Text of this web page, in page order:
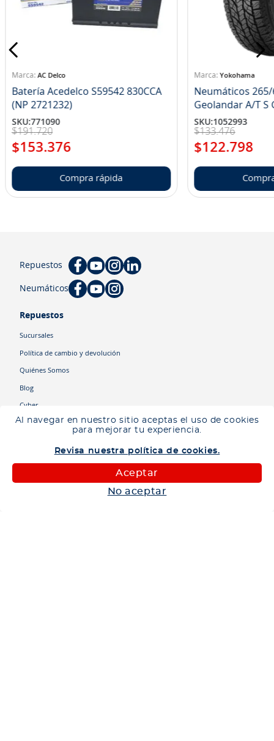
Al navegar en nuestro sitio aceptas el uso de cookies
para mejorar tu experiencia.
Revisa nuestra política de cookies.
Aceptar
No aceptar
AC Delco
Batería Acedelco S59542 830CCA
(NP 2721232)
SKU:771090
$191.720
$153.376
Compra rápida
Yokohama
Neumáticos 265/
SKU:1052993
$133.476
$122.798
Repuestos
Neumáticos
Repuestos
Sucursales
Política de cambio y devolución
Quiénes Somos
Blog
Cyber